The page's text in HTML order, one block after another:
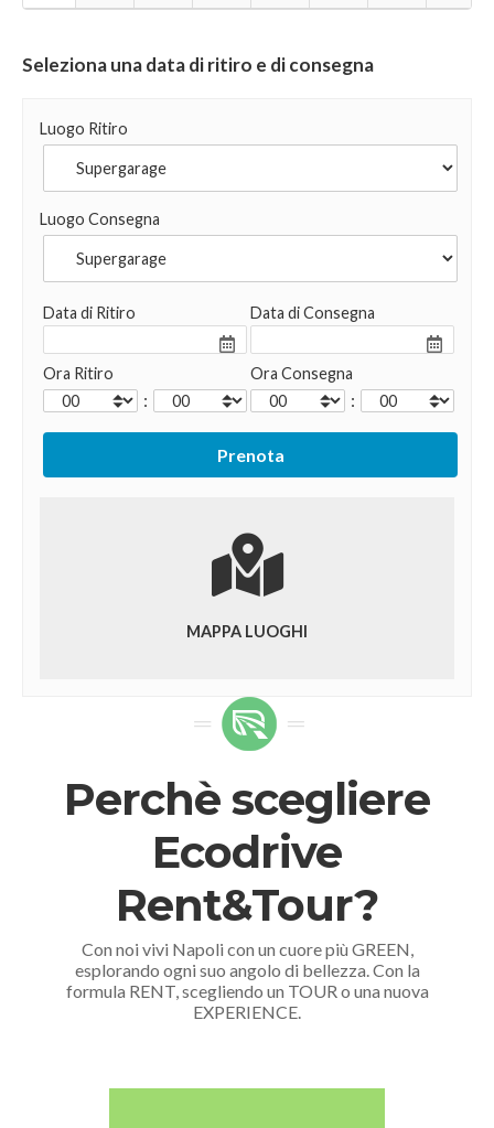
Seleziona una data di ritiro e di consegna
Luogo Ritiro
Luogo Consegna
Data di Ritiro
Ora Ritiro
:
Data di Consegna
Ora Consegna
:
MAPPA LUOGHI
Perchè scegliere
Ecodrive
Rent&Tour?
Con noi vivi Napoli con un cuore più GREEN,
esplorando ogni suo angolo di bellezza. Con la
formula RENT, scegliendo un TOUR o una nuova
EXPERIENCE.